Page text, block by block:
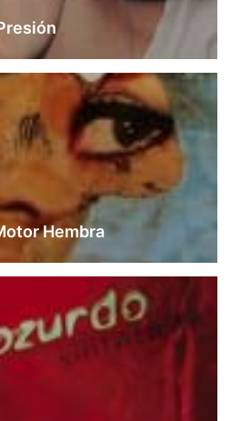
Hembra